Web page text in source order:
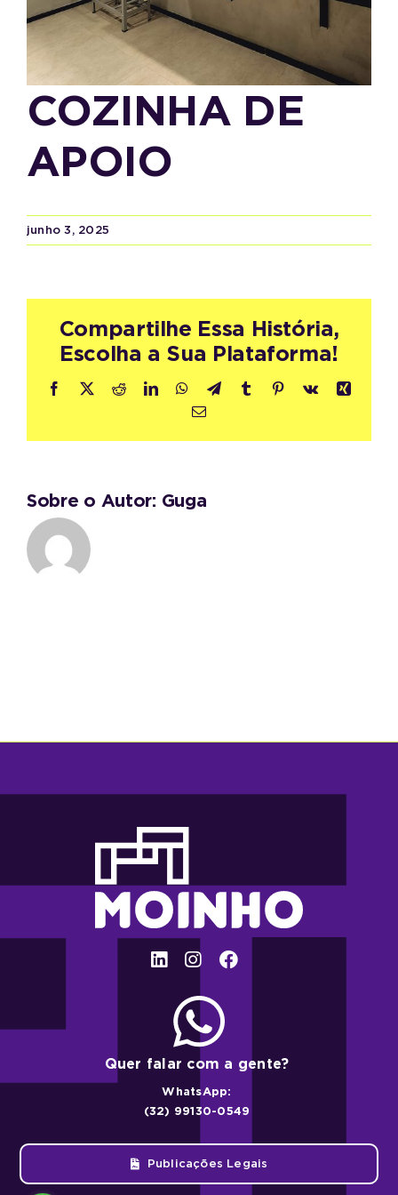
COZINHA DE
APOIO
junho 3, 2025
Compartilhe Essa História,
Escolha a Sua Plataforma!
Facebook
X RedditLinkedInWhatsApp
TelegramTumblr Pinterest
Vk
Xing
E-
Sobre o Autor: Guga
Quer falar com a gente?
WhatsApp:
(32) 99130-0549
Publicações Legais